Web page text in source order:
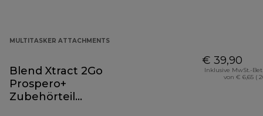
MULTITASKER ATTACHMENTS
Blend Xtract 2Go
Prospero+
Zubehörteil
€ 39,90
Inklusive MwSt.-
von € 6,65 (